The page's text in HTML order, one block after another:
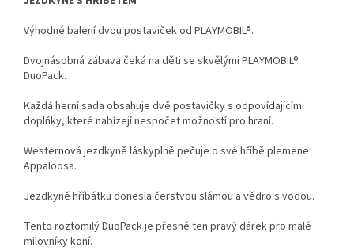
Výhodné balení dvou postaviček od PLAYMOBIL®.
Dvojnásobná zábava čeká na děti se skvělými PLAYMOBIL®
DuoPack.
Každá herní sada obsahuje dvě postavičky s odpovídajícími
doplňky, které nabízejí nespočet možností pro hraní.
Westernová jezdkyně láskyplně pečuje o své hříbě plemene
Appaloosa.
Jezdkyně hříbátku donesla čerstvou slámou a vědro s vodou.
Tento roztomilý DuoPack je přesně ten pravý dárek pro malé
milovníky koní.